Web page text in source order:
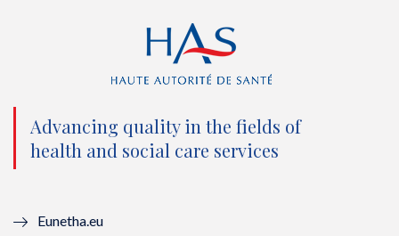
t
t
e
r
c
e
b
o
o
u
b
e
d
Advancing quality in the fields of
health and social care services
Eunetha.eu